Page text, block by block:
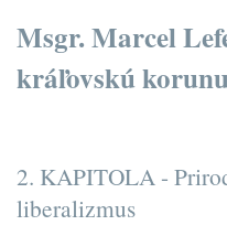
Msgr. Marcel
kráľovskú
2. KAPITOLA -
liberalizmus